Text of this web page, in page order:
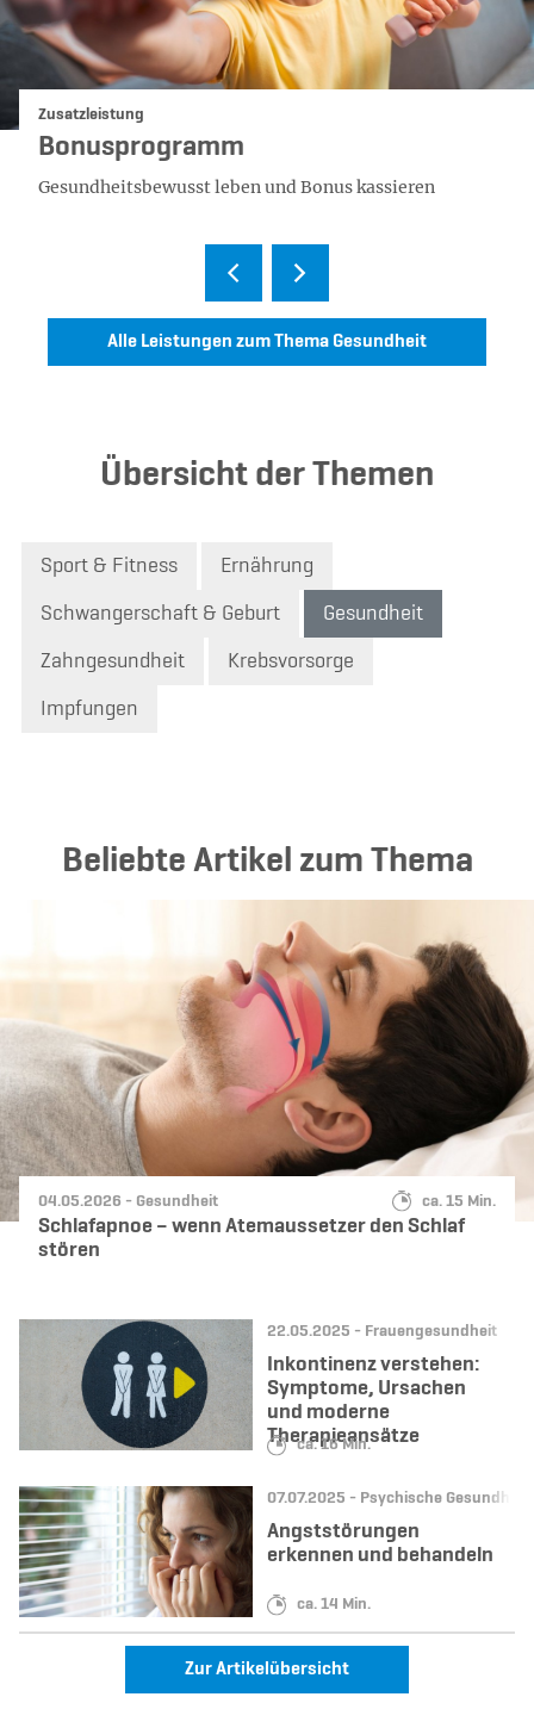
Kategorie:
Zusatzleistung
Bonusprogramm
Gesundheitsbewusst leben und Bonus kassieren
Alle Leistungen zum Thema Gesundheit
Übersicht der Themen
Sport & Fitness Ernährung
Schwangerschaft & Geburt Gesundheit
Zahngesundheit Krebsvorsorge
Impfungen
Beliebte Artikel zum Thema
Datum:
04.05.2026 - Kategorie:
Gesundheit Lesedauer:
ca. 15 Min.
Schlafapnoe – wenn Atemaussetzer den Schlaf
stören
Datum:
22.05.2025 - Kategorie:
Frauengesundheit
Lesedauer:
ca. 16 Min.
Inkontinenz verstehen:
Symptome, Ursachen
und moderne
Therapieansätze
Datum:
07.07.2025 - Kategorie:
Psychische Gesundheit
Lesedauer:
ca. 14 Min.
Angststörungen
erkennen und behandeln
Zur Artikelübersicht